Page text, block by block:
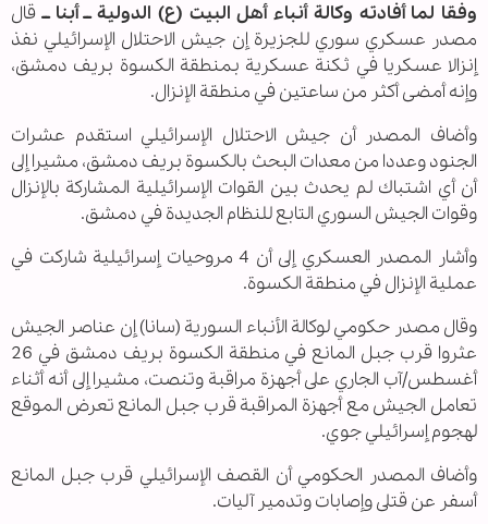
وفقا لما أفادته وكالة أنباء أهل البيت (ع) الدولية ــ أبنا ــ قال
مصدر عسكري سوري للجزيرة إن جيش الاحتلال الإسرائيلي نفذ
إنزالا عسكريا في ثكنة عسكرية بمنطقة الكسوة بريف دمشق،
وإنه أمضى أكثر من ساعتين في منطقة الإنزال.
وأضاف المصدر أن جيش الاحتلال الإسرائيلي استقدم عشرات
الجنود وعددا من معدات البحث بالكسوة بريف دمشق، مشيرا إلى
أن أي اشتباك لم يحدث بين القوات الإسرائيلية المشاركة بالإنزال
وقوات الجيش السوري التابع للنظام الجديدة في دمشق.
وأشار المصدر العسكري إلى أن 4 مروحيات إسرائيلية شاركت في
عملية الإنزال في منطقة الكسوة.
وقال مصدر حكومي لوكالة الأنباء السورية (سانا) إن عناصر الجيش
عثروا قرب جبل المانع في منطقة الكسوة بريف دمشق في 26
أغسطس/آب الجاري على أجهزة مراقبة وتنصت، مشيرا إلى أنه أثناء
تعامل الجيش مع أجهزة المراقبة قرب جبل المانع تعرض الموقع
لهجوم إسرائيلي جوي.
وأضاف المصدر الحكومي أن القصف الإسرائيلي قرب جبل المانع
أسفر عن قتلى وإصابات وتدمير آليات.